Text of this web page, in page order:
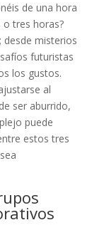
de una hora
tres horas?
misterios
futuristas
los gustos.
al
ser aburrido,
puede
estos tres